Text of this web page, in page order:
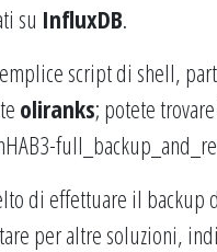
su InfluxDB.
script di shell,
oliranks; potete
di effettuare il backup
per altre soluzioni,